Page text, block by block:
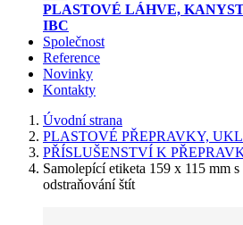
PLASTOVÉ LÁHVE,
IBC
Společnost
Reference
Novinky
Kontakty
Úvodní strana
PLASTOVÉ PŘEPRAVKY,
PŘÍSLUŠENSTVÍ K
Samolepící etiketa 159 x 115 mm
odstraňování štít